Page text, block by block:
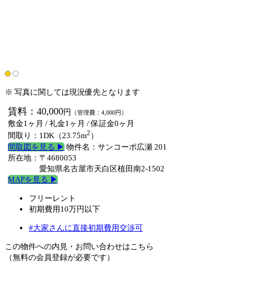
※ 写真に関しては現況優先となります
賃料：40,000円 （管理費：4,000円）
敷金1ヶ月 / 礼金1ヶ月 /保証金0ヶ月
間取り：1DK（23.75m2 ）
間取図を見る ▶︎ 物件名：サンコーポ広瀬 201
所在地：〒4680053
愛知県名古屋市天白区植田南2-1502
MAPを見る ▶︎
フリーレント
初期費用10万円以下
#大家さんに直接初期費用交渉可
この物件への内見・お問い合わせはこちら
（無料の会員登録が必要です）